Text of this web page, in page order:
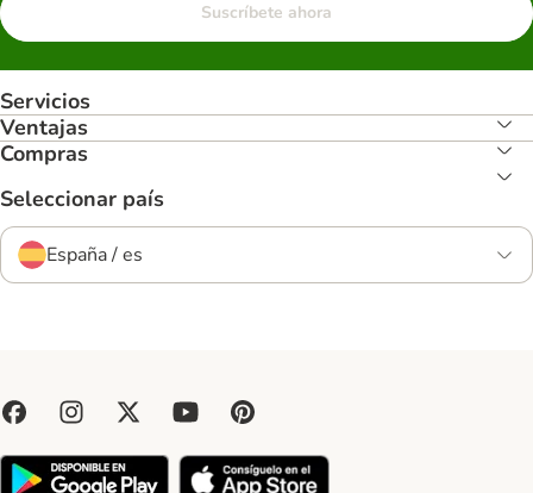
Suscríbete ahora
Servicios
Ventajas
Compras
Seleccionar país
España / es